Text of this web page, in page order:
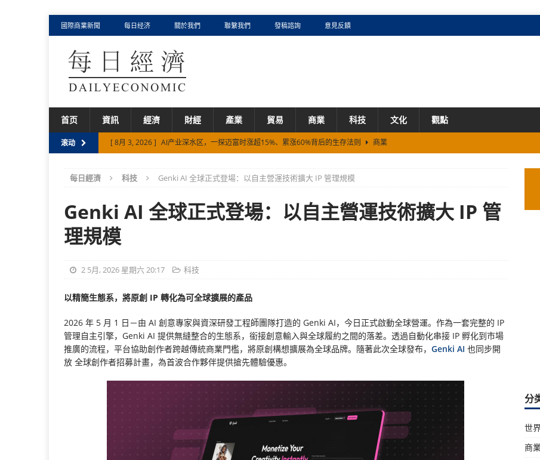
國際商業新聞 每日经济 關於我們 聯繫我們 發稿諮詢 意見反饋
首页 資訊 經濟 財經 產業 貿易 商業 科技 文化 觀點
滚动 [ 8月 3, 2026 ] AI产业深水区，一探迈富时涨超15%、累涨60%背后的生存法则
商業
[ 8月 6, 2026 ]
从千岛湖到世界顶级餐桌 卡露伽携手2026新加坡《米其林指南》续写全球化新篇章
[ 8月 5, 2026 ] 75%、494%背后，迈富时如何以 FDE 打造企业级“全栈 Token 工厂”？
商業
[ 8月 5, 2026 ] 从Palantir、智谱、迈富时，看AI圈的卡牌效应：如何兑现预估毛利？ 商業
每日經濟 科技 Genki AI 全球正式登場：以自主營運技術擴大 IP 管理規模
Genki AI 全球正式登場：以自主營運技術擴大 IP 管
理規模
2 5月, 2026 星期六 20:17 科技
以精簡生態系，將原創 IP 轉化為可全球擴展的產品
2026 年 5 月 1 日－由 AI 創意專家與資深研發工程師團隊打造的 Genki AI，今日正式啟動全球營運。作為一套完整的 IP
管理自主引擎，Genki AI 提供無縫整合的生態系，銜接創意輸入與全球履約之間的落差。透過自動化串接 IP 孵化到市場
推廣的流程，平台協助創作者跨越傳統商業門檻，將原創構想擴展為全球品牌。隨著此次全球發布， Genki AI 也同步開
放 全球創作者招募計畫，為首波合作夥伴提供搶先體驗優惠。
分
世
商